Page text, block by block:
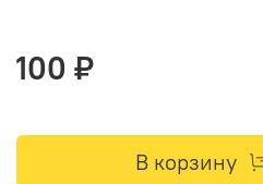
100 ₽
В корзину